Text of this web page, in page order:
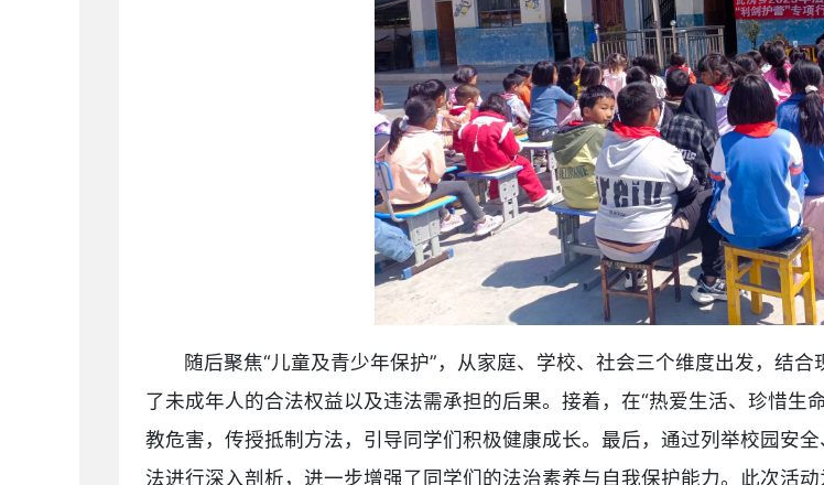
随后聚焦“儿童及青少年保护”，从家庭、学校、社会三个维度出发，结
了未成年人的合法权益以及违法需承担的后果。接着，在“热爱生活、珍惜生
教危害，传授抵制方法，引导同学们积极健康成长。最后，通过列举校园安
法进行深入剖析，进一步增强了同学们的法治素养与自我保护能力。此次活